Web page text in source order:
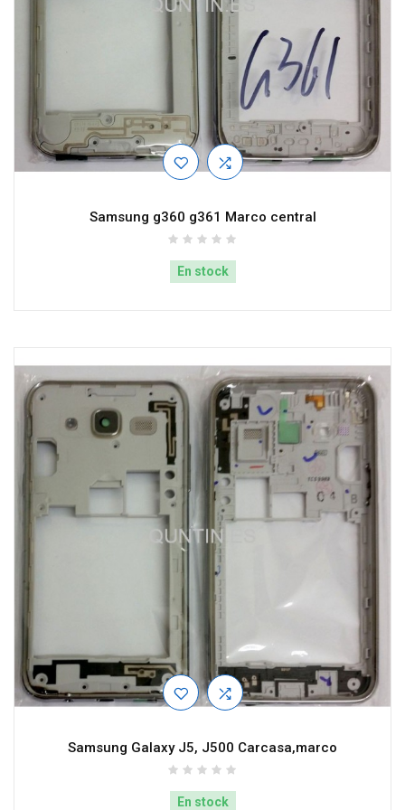
Samsung g360 g361 Marco central
En stock
Samsung Galaxy J5, J500 Carcasa,marco
En stock